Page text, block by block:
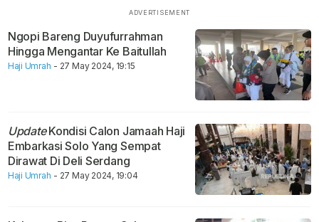
Ngopi Bareng Duyufurrahman
Hingga Mengantar Ke Baitullah
Haji Umrah - 27 May 2024, 19:15
UpdateKondisi Calon Jamaah Haji
Embarkasi Solo Yang Sempat
Dirawat Di Deli Serdang
Haji Umrah - 27 May 2024, 19:04